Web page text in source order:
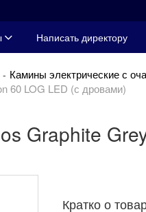
Написать директору
Камины электрические с
60 LOG LED (с дровами)
Graphite
Кратко о